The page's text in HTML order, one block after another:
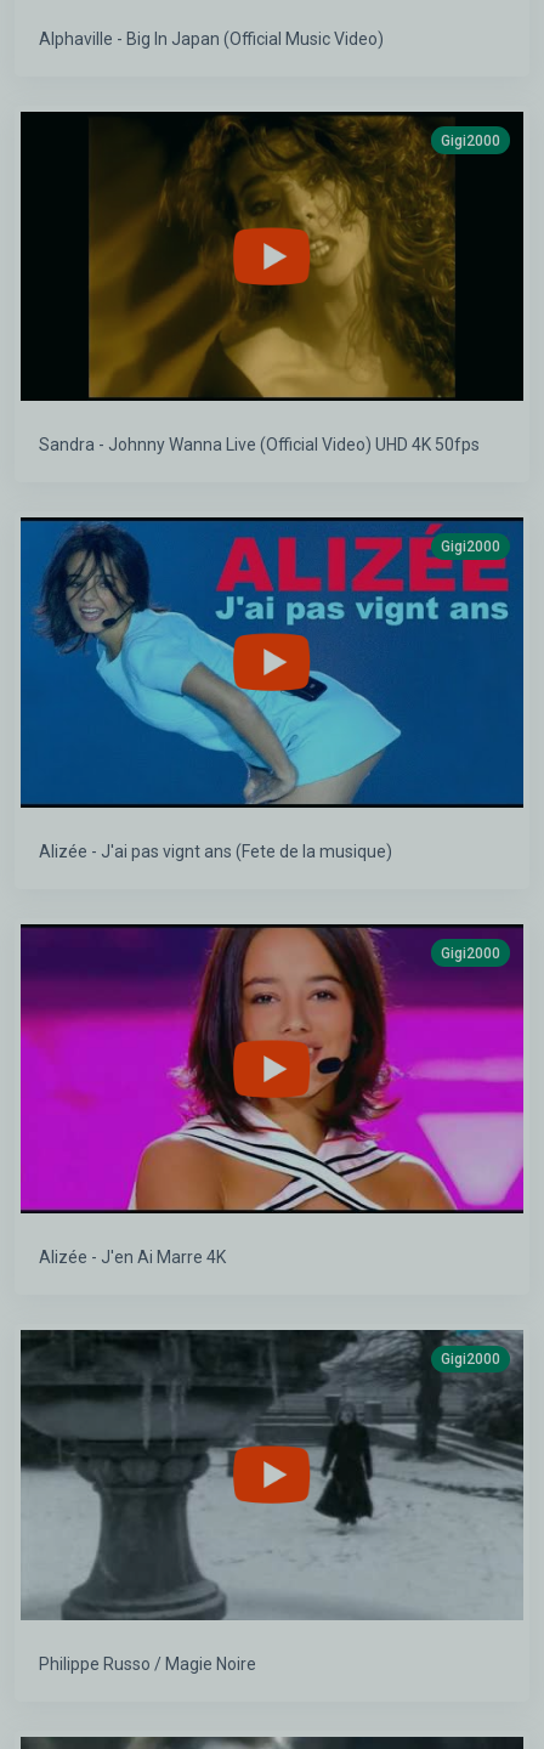
Alphaville - Big In Japan (Official Music Video)
Gigi2000
Sandra - Johnny Wanna Live (Official Video) UHD 4K 50fps
Gigi2000
Alizée - J'ai pas vignt ans (Fete de la musique)
Gigi2000
Alizée - J'en Ai Marre 4K
Gigi2000
Philippe Russo / Magie Noire